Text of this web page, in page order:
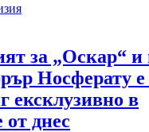
за „Оскар“ и
Носферату е
ексклузивно в
от днес